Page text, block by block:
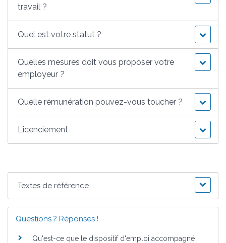
travail ?
Quel est votre statut ?
Quelles mesures doit vous proposer votre
employeur ?
Quelle rémunération pouvez-vous toucher ?
Licenciement
Textes de référence
Questions ? Réponses !
Qu'est-ce que le dispositif d'emploi accompagné